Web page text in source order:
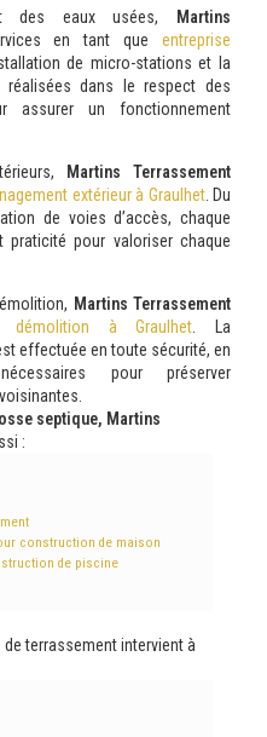
des eaux usées, Martins
en tant que entreprise
de micro-stations et la
dans le respect des
assurer un fonctionnement
Martins Terrassement
extérieur à Graulhet. Du
de voies d’accès, chaque
pour valoriser chaque
Martins Terrassement
démolition à Graulhet . La
effectuée en toute sécurité, en
pour préserver
septique, Martins
:
construction de maison
de piscine
terrassement intervient à